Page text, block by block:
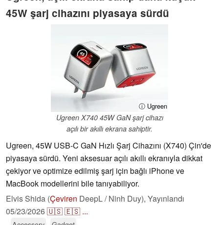
45W şarj cihazını piyasaya sürdü
ⓘ Ugreen
Ugreen X740 45W GaN şarj cihazı
açılı bir akıllı ekrana sahiptir.
Ugreen, 45W USB-C GaN Hızlı Şarj Cihazını (X740) Çin'de
piyasaya sürdü. Yeni aksesuar açılı akıllı ekranıyla dikkat
çekiyor ve optimize edilmiş şarj için bağlı iPhone ve
MacBook modellerini bile tanıyabiliyor.
Elvis Shida (Çeviren DeepL / Ninh Duy), Yayınlandı
05/23/2026🇺🇸🇪🇸 ...